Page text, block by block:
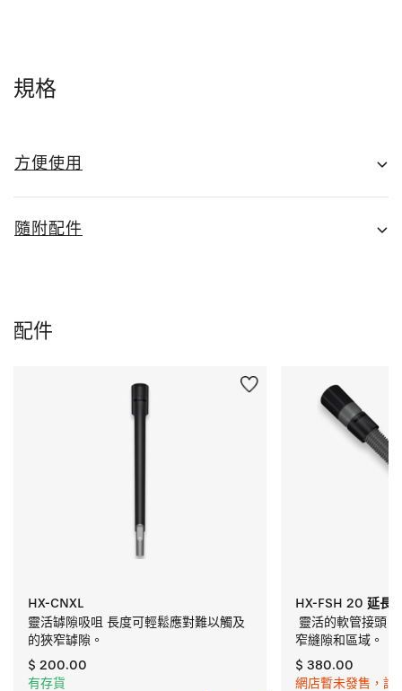
規格
方便使用
隨附配件
配件
HX-CNXL
靈活罅隙吸咀 長度可輕鬆應對難以觸及
的狹窄罅隙。
$ 200.00
有存貨
HX-FSH 20 延長
靈活的軟管接頭
窄縫隙和區域。
$ 380.00
網店暫未發售，請